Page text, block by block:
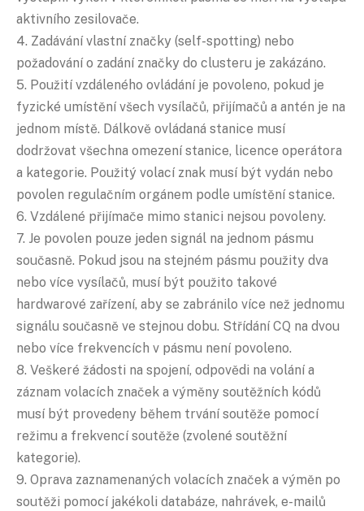
aktivního zesilovače.
4. Zadávání vlastní značky (self-spotting) nebo
požadování o zadání značky do clusteru je zakázáno.
5. Použití vzdáleného ovládání je povoleno, pokud je
fyzické umístění všech vysílačů, přijímačů a antén je na
jednom místě. Dálkově ovládaná stanice musí
dodržovat všechna omezení stanice, licence operátora
a kategorie. Použitý volací znak musí být vydán nebo
povolen regulačním orgánem podle umístění stanice.
6. Vzdálené přijímače mimo stanici nejsou povoleny.
7. Je povolen pouze jeden signál na jednom pásmu
současně. Pokud jsou na stejném pásmu použity dva
nebo více vysílačů, musí být použito takové
hardwarové zařízení, aby se zabránilo více než jednomu
signálu současně ve stejnou dobu. Střídání CQ na dvou
nebo více frekvencích v pásmu není povoleno.
8. Veškeré žádosti na spojení, odpovědi na volání a
záznam volacích značek a výměny soutěžních kódů
musí být provedeny během trvání soutěže pomocí
režimu a frekvencí soutěže (zvolené soutěžní
kategorie).
9. Oprava zaznamenaných volacích značek a výměn po
soutěži pomocí jakékoli databáze, nahrávek, e-mailů